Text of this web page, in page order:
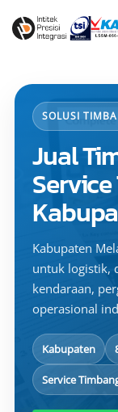
SOLUSI
Jual
Kabupaten
untuk logistik,
kendaraan,
operasional
Kabupaten
Service